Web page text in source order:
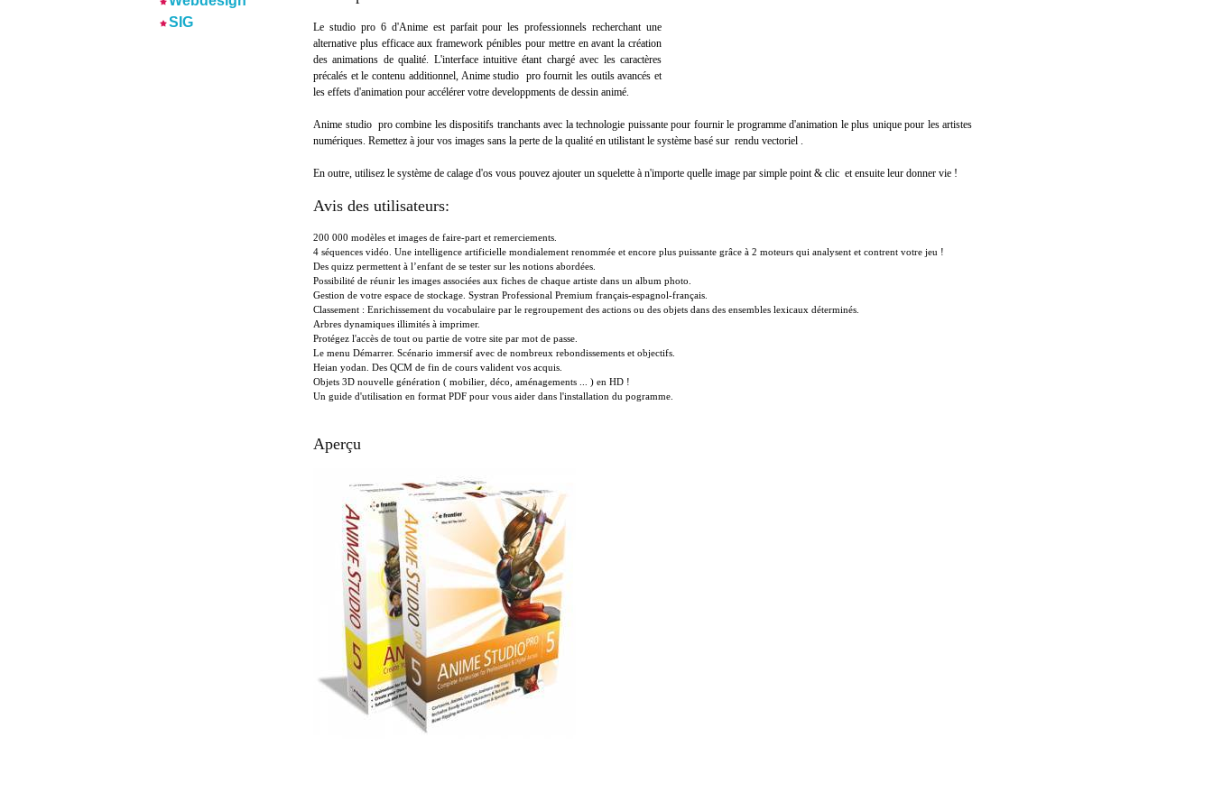
SIG
Le studio pro 6 d'Anime est parfait pour les professionnels recherchant une
alternative plus efficace aux framework pénibles pour mettre en avantla création
des animations de qualité. L'interface intuitive étant chargé avec les caractères
précalés et le contenu additionnel, Anime studio pro fournit les outils avancés et
les effets d'animation pour accélérer votre developpments de dessin animé.
Anime studio pro combine les dispositifs tranchants avec la technologie puissante pour fournir le programme d'animation le plus unique pour les artistes
numériques. Remettez à jour vos images sans la perte de la qualité en utilistantle système basé sur rendu vectoriel .
En outre, utilisez le système de calage d'os vous pouvez ajouter un squelette à n'importe quelle image par simple point & clic et ensuite leur donner vie !
Avis des utilisateurs:
200 000 modèles et images de faire-part et remerciements.
4 séquences vidéo. Une intelligence artificielle mondialement renommée et encore plus puissante grâce à 2 moteurs qui analysent et contrent votre jeu !
Des quizz permettent à l’enfant de se tester sur les notions abordées.
Possibilité de réunir les images associées aux fiches de chaque artiste dans un album photo.
Gestion de votre espace de stockage. Systran Professional Premium français-espagnol-français.
Classement : Enrichissement du vocabulaire par le regroupement des actions ou des objets dans des ensembles lexicaux déterminés.
Arbres dynamiques illimités à imprimer.
Protégez l'accès de tout ou partie de votre site par mot de passe.
Le menu Démarrer. Scénario immersif avec de nombreux rebondissements et objectifs.
Heian yodan. Des QCM de fin de cours valident vos acquis.
Objets 3D nouvelle génération ( mobilier, déco, aménagements ... ) en HD !
Un guide d'utilisation en format PDF pour vous aider dans l'installation du pogramme.
Aperçu